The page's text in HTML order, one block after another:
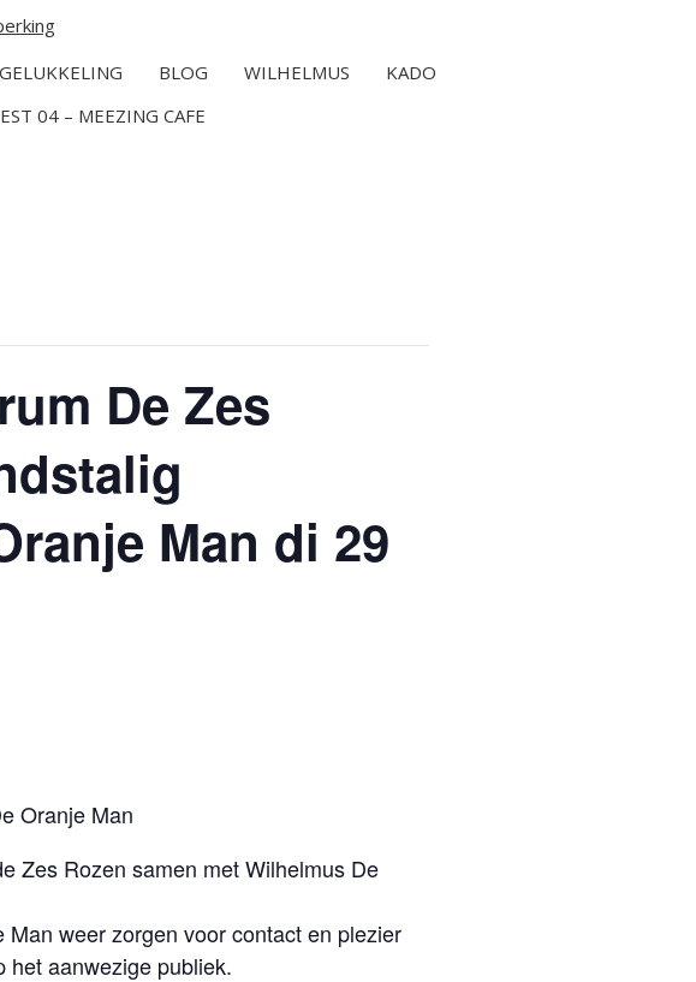
BLOG WILHELMUS
KADO
04 – MEEZING CAFE
De Zes
Man di 29
Oranje Man
Zes Rozen samen met Wilhelmus De
weer zorgen voor contact en plezier
het aanwezige publiek.